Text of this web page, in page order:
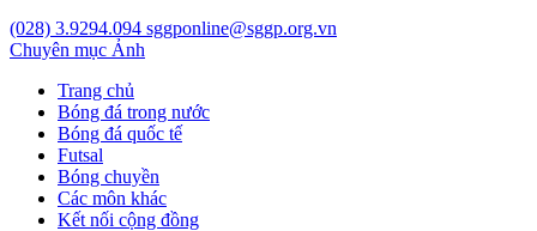
(028) 3.9294.094 sggponline@sggp.org.vn
Chuyên mục Ảnh
Trang chủ
Bóng đá trong nước
Bóng đá quốc tế
Futsal
Bóng chuyền
Các môn khác
Kết nối cộng đồng